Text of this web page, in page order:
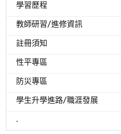
學習歷程
教師研習/進修資訊
註冊須知
性平專區
防災專區
學生升學進路/職涯發展
.